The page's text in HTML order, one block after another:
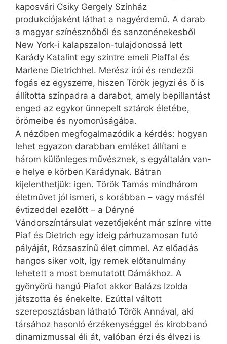
kaposvári Csiky Gergely Színház
produkciójaként láthat a nagyérdemű. A darab
a magyar színésznőből és sanzonénekesből
New York-i kalapszalon-tulajdonossá lett
Karády Katalint egy szintre emeli Piaffal és
Marlene Dietrichhel. Merész írói és rendezői
fogás ez egyszerre, hiszen Török jegyzi és ő is
állította színpadra a darabot, amely bepillantást
enged az egykor ünnepelt sztárok életébe,
örömeibe és nyomorúságába.
A nézőben megfogalmazódik a kérdés: hogyan
lehet egyazon darabban emléket állítani e
három különleges művésznek, s egyáltalán van-
e helye e körben Karádynak. Bátran
kijelenthetjük: igen. Török Tamás mindhárom
életművet jól ismeri, s korábban – vagy másfél
évtizeddel ezelőtt – a Déryné
Vándorszíntársulat vezetőjeként már színre vitte
Piaf és Dietrich egy ideig párhuzamosan futó
pályáját, Rózsaszínű élet címmel. Az előadás
hangos siker volt, így remek előtanulmány
lehetett a most bemutatott Dámákhoz. A
gyönyörű hangú Piafot akkor Balázs Izolda
játszotta és énekelte. Ezúttal váltott
szereposztásban látható Török Annával, aki
társához hasonló érzékenységgel és kirobbanó
dinamizmussal éli át, valóban érzi és élvezi is